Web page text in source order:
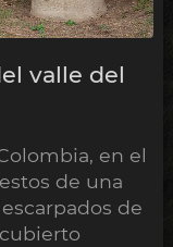
valle del
en el
de una
de